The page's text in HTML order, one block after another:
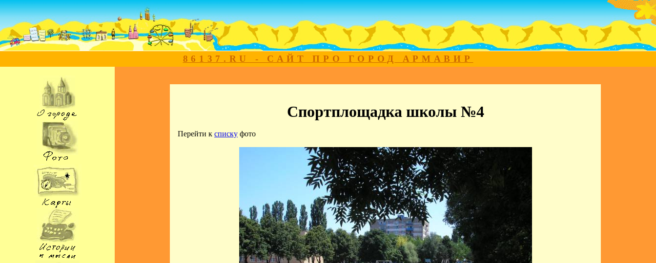
86137.RU - САЙТ ПРО ГОРОД АРМАВИР
Спортплощадка школы №4
Перейти к списку фото